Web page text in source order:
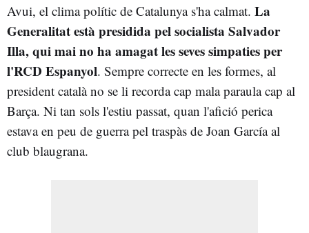
Avui, el clima polític de Catalunya s'ha calmat. La
Generalitat està presidida pel socialista Salvador
Illa, qui mai no ha amagat les seves simpaties per
l'RCD Espanyol. Sempre correcte en les formes, al
president català no se li recorda cap mala paraula cap al
Barça. Ni tan sols l'estiu passat, quan l'afició perica
estava en peu de guerra pel traspàs de Joan García al
club blaugrana.